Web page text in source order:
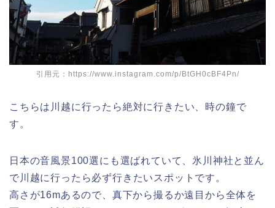
引用元：https://www.instagram.com/p/BtGH0cBF4Pn/
こちらは川越に行ったら絶対に行きたい、時の鐘で
す。
日本の音風景100選にも選ばれていて、氷川神社と並ん
で川越に行ったら必ず行きたいスポットです。
高さが16mあるので、真下から撮るか遠目から全体を